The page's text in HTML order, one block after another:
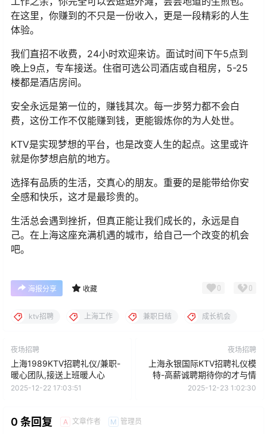
在这里，你赚到的不只是一份收入，更是一段精彩的人生
体验。
我们直招不收费，24小时欢迎来访。面试时间下午5点到
晚上9点，专车接送。住宿可选公司酒店或自租房，5-25
楼都是酒店房间。
安全永远是第一位的，赚钱其次。每一步努力都不会白
费，这份工作不仅能赚到钱，更能锻炼你的为人处世。
KTV是实现梦想的平台，也是改变人生的起点。这里或许
就是你梦想启航的地方。
选择有品质的生活，交真心的朋友。重要的是能带给你安
全感和快乐，这才是最珍贵的。
生活总会遇到挫折，但真正能让我们成长的，永远是自
己。在上海这座充满机遇的城市，给自己一个改变的机会
吧。
海报分享 收藏 0 0
ktv招聘 上海工作 兼职日结 成长机会
夜场招聘
上海1989KTV招聘礼仪/兼职-
暖心团队,接送上班暖人心
2025-12-22 17:03:51
夜场招聘
上海永银国际KTV招聘礼仪模
特-高薪诚聘期待你的才与情
2025-12-23 1:02:30
0 条回复 A 文章作者 M 管理员